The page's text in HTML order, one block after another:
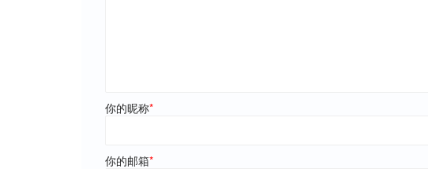
你的昵称*
你的邮箱*